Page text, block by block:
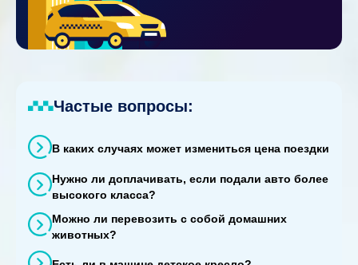
Частые вопросы:
В каких случаях может измениться цена поездки
Нужно ли доплачивать, если подали авто более
высокого класса?
Можно ли перевозить с собой домашних
животных?